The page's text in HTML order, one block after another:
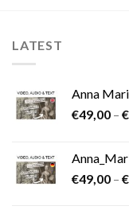
LATEST
Anna
€49,00 – €
€49,00 – €